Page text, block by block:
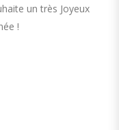
un très Joyeux
!